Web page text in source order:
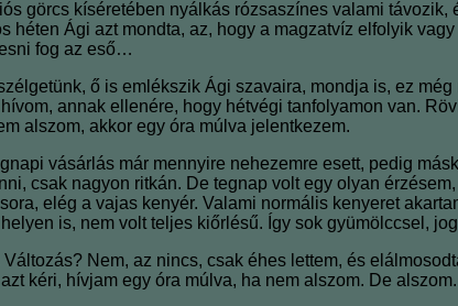
görcs kíséretében nyálkás rózsaszínes valami
héten Ági azt mondta, az, hogy a magzatvíz elfolyik
fog az eső…
ő is emlékszik Ági szavaira, mondja is, ez
annak ellenére, hogy hétvégi tanfolyamon van.
alszom, akkor egy óra múlva jelentkezem.
vásárlás már mennyire nehezemre esett, pedig
csak nagyon ritkán. De tegnap volt egy olyan
elég a vajas kenyér. Valami normális kenyeret
is, nem volt teljes kiőrlésű. Így sok gyümölccsel,
Nem, az nincs, csak éhes lettem, és
kéri, hívjam egy óra múlva, ha nem alszom. De alszom.